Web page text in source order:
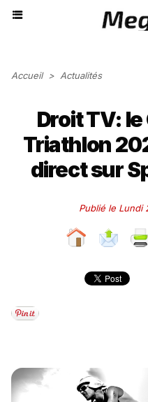
Accueil > Actualités
Droit TV:
Triathlon
direct sur
Publié le Lundi